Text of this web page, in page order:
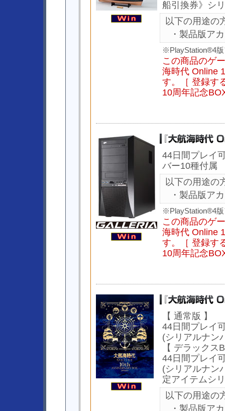
船引換券》シ
以下の用途の
・製品版ア
※PlayStation®4版
この商品のゲ
海時代 Online
す。［ 登録す
10周年記念
44日間プレイ
バー10種付属
以下の用途の
・製品版ア
※PlayStation®4版
この商品のゲ
海時代 Online
す。［ 登録す
10周年記念
【 通常版 】
44日間プレイ
(シリアルナン
【 デラックス
44日間プレイ
(シリアルナン
定アイテムシ
以下の用途の
・製品版ア